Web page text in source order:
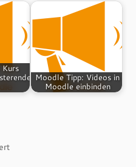
Moodle Tipp: Videos in
Moodle einbinden